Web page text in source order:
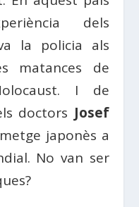
dels
la policia als
matances de
I de
doctors Josef
japonès a
No van ser